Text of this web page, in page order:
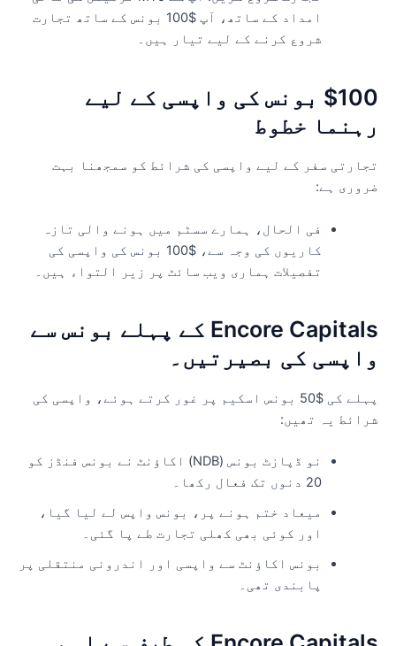
امداد کے ساتھ، آپ $100 بونس کے ساتھ تجارت
شروع کرنے کے لیے تیار ہیں۔
$100 بونس کی واپسی کے لیے
خطوط
سفر کے لیے واپسی کی شرائط کو سمجھنا بہت
ہے:
فی الحال، ہمارے سسٹم میں ہونے والی تازہ
کاریوں کی وجہ سے، $100 بونس کی واپسی کی
تفصیلات ہماری ویب سائٹ پر زیر التواء ہیں۔
Encore Capitals کے پہلے بونس سے
کی بصیرتیں۔
پہلے کی $50 بونس اسکیم پر غور کرتے ہوئے، واپسی کی
یہ تھیں:
نو ڈپازٹ بونس (NDB) اکاؤنٹ نے بونس فنڈز کو
میعاد ختم ہونے پر، بونس واپس لے لیا گیا،
اور کوئی بھی کھلی تجارت طے پا گئی۔
بونس اکاؤنٹ سے واپسی اور اندرونی منتقلی پر
پابندی تھی۔